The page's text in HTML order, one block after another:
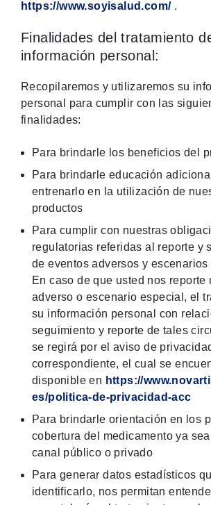
https://www.soyisalud.com/.
Finalidades del tratamiento
información personal:
Recopilaremos y utilizaremos su
personal para cumplir con las
finalidades:
Para brindarle los beneficios del
Para brindarle educación
entrenarlo en la utilización de
productos
Para cumplir con nuestras
regulatorias referidas al reporte y
de eventos adversos y
En caso de que usted nos reporte
adverso o escenario especial, el
su información personal con
seguimiento y reporte de tales
se regirá por el aviso de
correspondiente, el cual se
disponible en https://
es/politica-de-privacidad-acc
Para brindarle orientación en los
cobertura del medicamento ya sea
canal público o privado
Para generar datos estadísticos
identificarlo, nos permitan